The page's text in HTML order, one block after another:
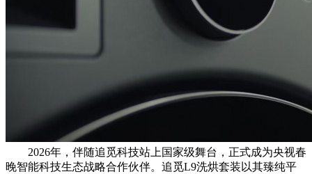
2026年，伴随追觅科技站上国家级舞台，正式成为央视春
晚智能科技生态战略合作伙伴。追觅L9洗烘套装以其臻纯平